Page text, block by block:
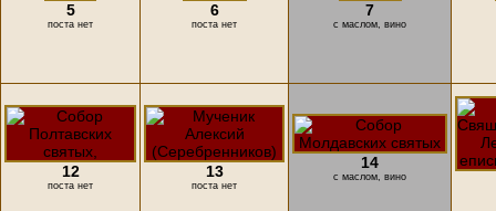
5
поста нет
6
поста нет
7
с маслом, вино
12
поста нет
13
поста нет
14
с маслом, вино